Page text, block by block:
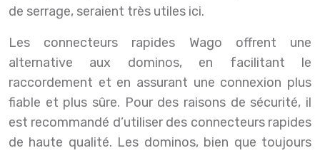
de serrage, seraient très utiles ici.
Les connecteurs rapides Wago offrent une
alternative aux dominos, en facilitant le
raccordement et en assurant une connexion plus
fiable et plus sûre. Pour des raisons de sécurité, il
est recommandé d’utiliser des connecteurs rapides
de haute qualité. Les dominos, bien que toujours